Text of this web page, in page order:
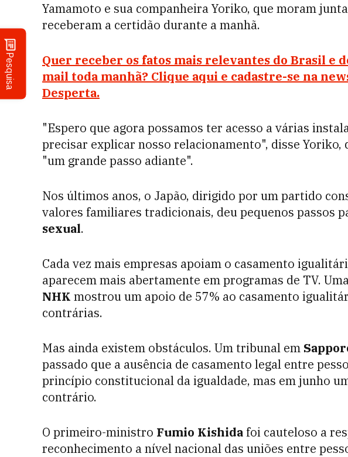
Pesquisa
Yamamoto e sua companheira Yoriko, que moram
receberam a certidão durante a manhã.
Quer receber os fatos mais relevantes do Brasil e
mail toda manhã? Clique aqui e cadastre-se na
Desperta.
"Espero que agora possamos ter acesso a várias
precisar explicar nosso relacionamento", disse Yoriko,
"um grande passo adiante".
Nos últimos anos, o Japão, dirigido por um partido
valores familiares tradicionais, deu pequenos passos
sexual.
Cada vez mais empresas apoiam o casamento
aparecem mais abertamente em programas de TV.
NHK mostrou um apoio de 57% ao casamento
contrárias.
Mas ainda existem obstáculos. Um tribunal em
passado que a ausência de casamento legal entre
princípio constitucional da igualdade, mas em junho
contrário.
O primeiro-ministro Fumio Kishida foi cauteloso a
reconhecimento a nível nacional das uniões entre